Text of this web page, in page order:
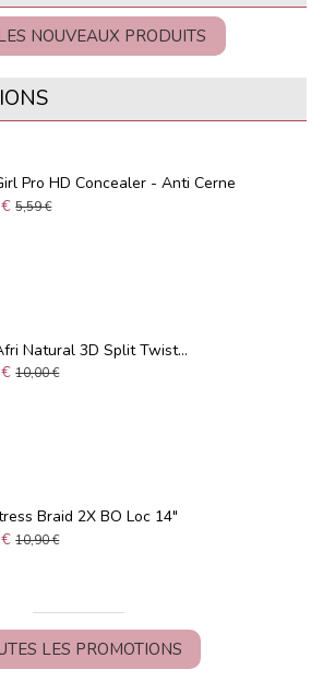
NOUVEAUX PRODUITS
Pro HD Concealer - Anti Cerne
5,59 €
Natural 3D Split Twist...
10,00 €
Braid 2X BO Loc 14"
10,90 €
LES PROMOTIONS